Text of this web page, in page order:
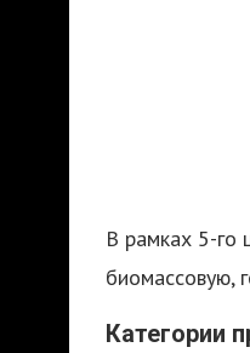
В рамках 5-го
биомассовую,
Категории